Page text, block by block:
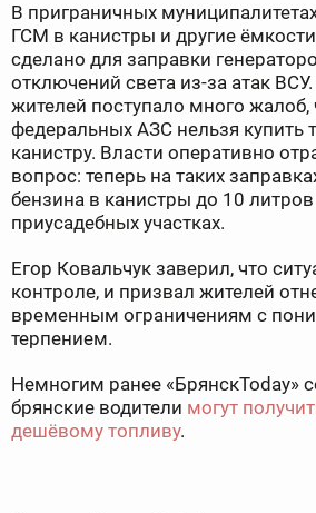
В приграничных
ГСМ в канистры и другие
сделано для заправки
отключений света из-за атак
жителей поступало много жалоб,
федеральных АЗС нельзя купить
канистру. Власти оперативно
вопрос: теперь на таких
бензина в канистры до 10
приусадебных участках.
Егор Ковальчук заверил, что
контроле, и призвал жителей
временным ограничениям с
терпением.
Немногим ранее «БрянскToday»
брянские водители могут
дешёвому топливу.